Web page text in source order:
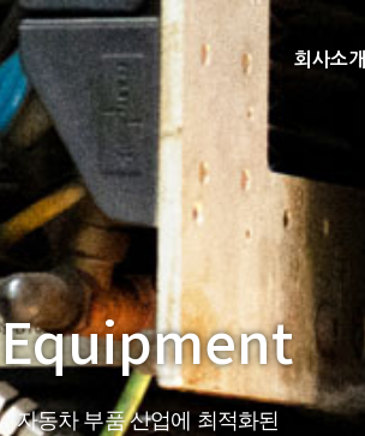
회사소개
Equipment
자동차 부품 산업에 최적화된